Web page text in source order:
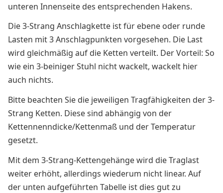
unteren Innenseite des entsprechenden Hakens.
Die 3-Strang Anschlagkette ist für ebene oder runde
Lasten mit 3 Anschlagpunkten vorgesehen. Die Last
wird gleichmäßig auf die Ketten verteilt. Der Vorteil: So
wie ein 3-beiniger Stuhl nicht wackelt, wackelt hier
auch nichts.
Bitte beachten Sie die jeweiligen Tragfähigkeiten der 3-
Strang Ketten. Diese sind abhängig von der
Kettennenndicke/Kettenmaß und der Temperatur
gesetzt.
Mit dem 3-Strang-Kettengehänge wird die Traglast
weiter erhöht, allerdings wiederum nicht linear. Auf
der unten aufgeführten Tabelle ist dies gut zu